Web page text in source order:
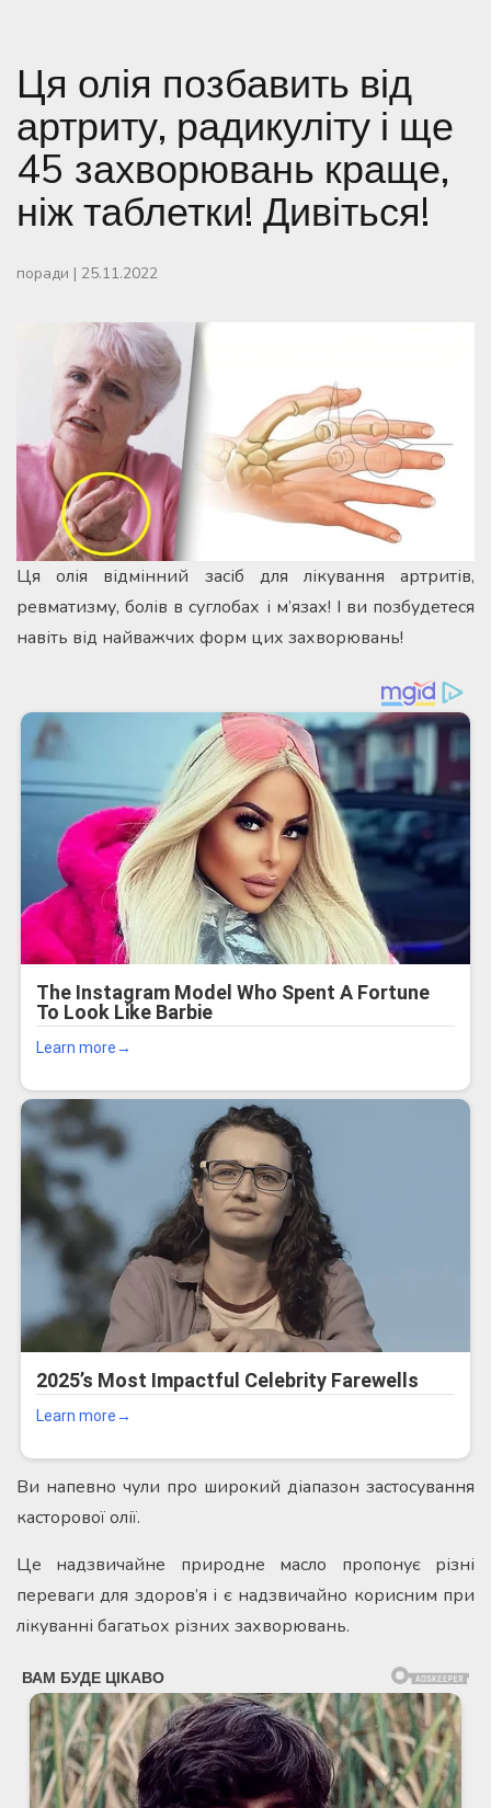
Ця олія позбавить від
артриту, радикуліту і ще
45 захворювань краще,
ніж таблетки! Дивіться!
поради | 25.11.2022
Ця олія відмінний засіб для лікування артритів,
ревматизму, болів в суглобах і м’язах! І ви позбудетеся
навіть від найважчих форм цих захворювань!
Ви напевно чули про широкий діапазон застосування
касторової олії.
Це надзвичайне природне масло пропонує різні
переваги для здоров’я і є надзвичайно корисним при
лікуванні багатьох різних захворювань.